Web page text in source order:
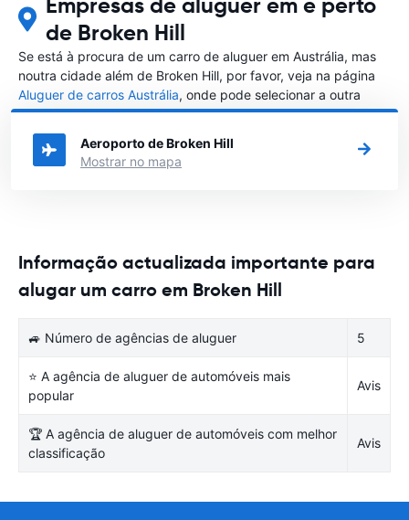
de Broken Hill
Se está à procura de um carro de aluguer em Austrália, mas
noutra cidade além de Broken Hill, por favor, veja na página
Aluguer de carros Austrália, onde pode selecionar a outra
cidade em Austrália que gostaria de alugar um carro
Aeroporto de Broken Hill
Mostrar no mapa
Informação actualizada importante para
alugar um carro em Broken Hill
🚙 Número de agências de aluguer 5
⭐ A agência de aluguer de automóveis mais
popular
Avis
🏆 A agência de aluguer de automóveis com melhor
classificação
Avis